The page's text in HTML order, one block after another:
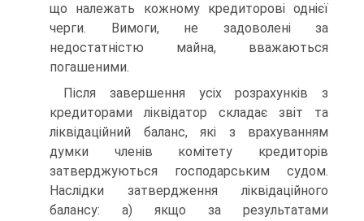
що належать кожному кредиторові однієї
черги. Вимоги, не задоволені за
недостатністю майна, вважаються
погашеними.
Після завершення усіх розрахунків з
кредиторами ліквідатор складає звіт та
ліквідаційний баланс, які з врахуванням
думки членів комітету кредиторів
затверджуються господарським судом.
Наслідки затвердження ліквідаційного
балансу: а) якщо за результатами